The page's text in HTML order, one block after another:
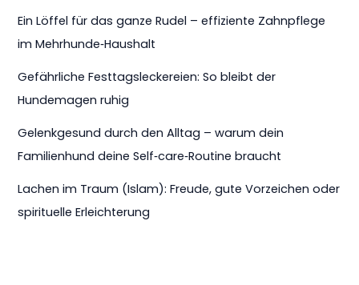
Ein Löffel für das ganze Rudel – effiziente Zahnpflege
im Mehrhunde‑Haushalt
Gefährliche Festtagsleckereien: So bleibt der
Hundemagen ruhig
Gelenkgesund durch den Alltag – warum dein
Familienhund deine Self‑care‑Routine braucht
Lachen im Traum (Islam): Freude, gute Vorzeichen oder
spirituelle Erleichterung